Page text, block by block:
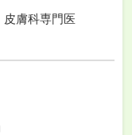
膚科専門医